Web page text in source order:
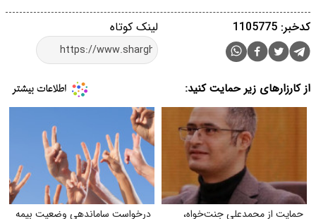
لینک کوتاه کدخبر: 1105775
از کارزارهای زیر حمایت کنید:
حمایت از محمدعلی جنت‌خواه،
درخواست ساماندهی وضعیت بیمه